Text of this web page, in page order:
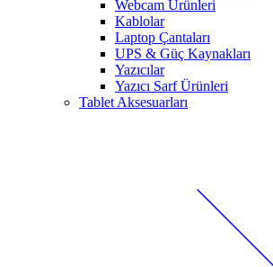
Webcam Ürünleri
Kablolar
Laptop Çantaları
UPS & Güç Kaynakları
Yazıcılar
Yazıcı Sarf Ürünleri
Tablet Aksesuarları